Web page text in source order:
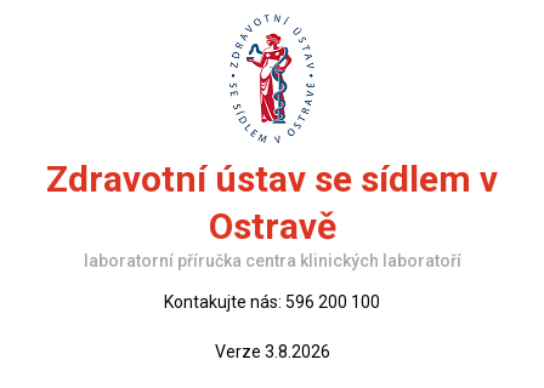
Zdravotní ústav se sídlem v
Ostravě
laboratorní příručka centra klinických laboratoří
Kontakujte nás: 596 200 100
Verze 3.8.2026